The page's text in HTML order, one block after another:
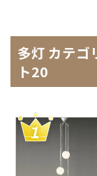
多灯 カテゴ
ト20